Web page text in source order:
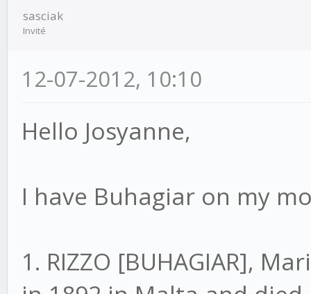
sasciak
Invité
12-07-2012, 10:10
Hello Josyanne,
I have Buhagiar on my
1. RIZZO [BUHAGIAR],